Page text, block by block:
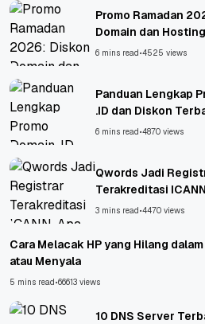
Promo Ramadan
Domain dan
6 mins read•4525 views
Panduan Lengkap
.ID dan Diskon
6 mins read•4870 views
Qwords Jadi
Terakreditasi
Untungnya?
3 mins read•4470 views
Cara Melacak HP yang Hilang
atau Menyala
5 mins read•66613 views
10 DNS Server